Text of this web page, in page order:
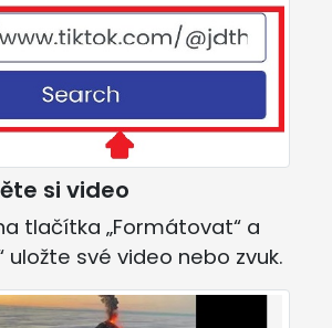
si video
tlačítka „Formátovat“ a
uložte své video nebo zvuk.